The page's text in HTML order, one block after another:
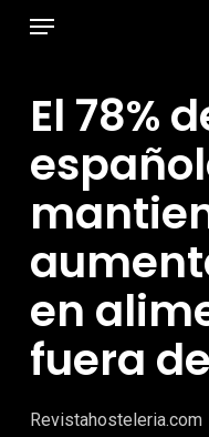
principal
Menú
El 78%
en
fuera
Revistahosteleria.com